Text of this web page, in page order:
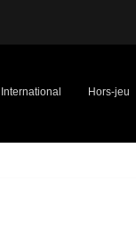
International Hors-jeu